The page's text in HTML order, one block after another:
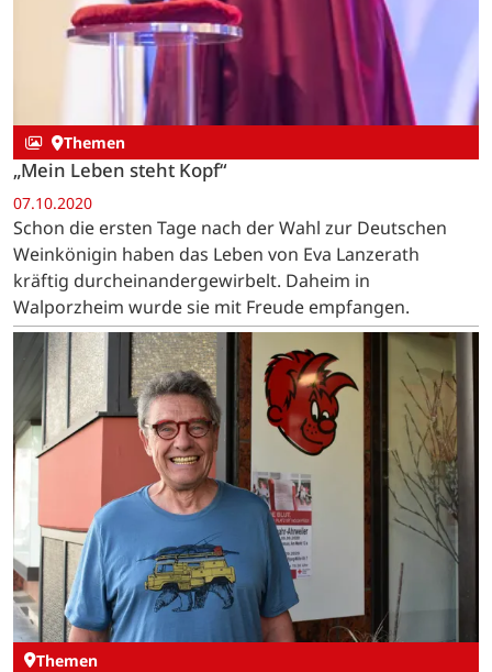
Themen
„Mein Leben steht Kopf“
07.10.2020
Schon die ersten Tage nach der Wahl zur Deutschen
Weinkönigin haben das Leben von Eva Lanzerath
kräftig durcheinandergewirbelt. Daheim in
Walporzheim wurde sie mit Freude empfangen.
Themen